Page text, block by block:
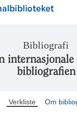
Bibliografi
internasjonale
bibliografien
Verkliste Om